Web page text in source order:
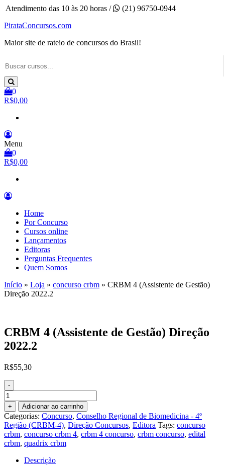
Pular
o
Atendimento das 10 às 20 horas /
(21) 96750-0944
PirataConcursos.com
Maior site de rateio de concursos do Brasil!
0
R$0,00
Menu
0
R$0,00
Home
Por Concurso
Cursos online
Lançamentos
Editoras
Perguntas Frequentes
Quem Somos
Início » Loja » concurso crbm » CRBM 4 (Assistente de Gestão)
Direção 2022.2
CRBM 4 (Assistente de Gestão) Direção
2022.2
R$55,30
-
CRBM
4
(Assistente
de
Gestão)
Direção
2022.2
quantidade
+ Adicionar ao carrinho
Categorias: Concurso, Conselho Regional de Biomedicina - 4º
Região (CRBM-4), Direção Concursos, Editora Tags: concurso
crbm, concurso crbm 4, crbm 4 concurso, crbm concurso, edital
crbm, quadrix crbm
Descrição